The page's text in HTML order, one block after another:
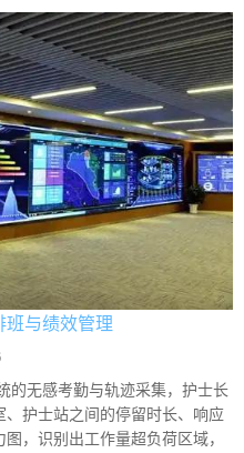
班与绩效管理
无感考勤与轨迹采集，护士长
护士站之间的停留时长、响应
，识别出工作量超负荷区域，